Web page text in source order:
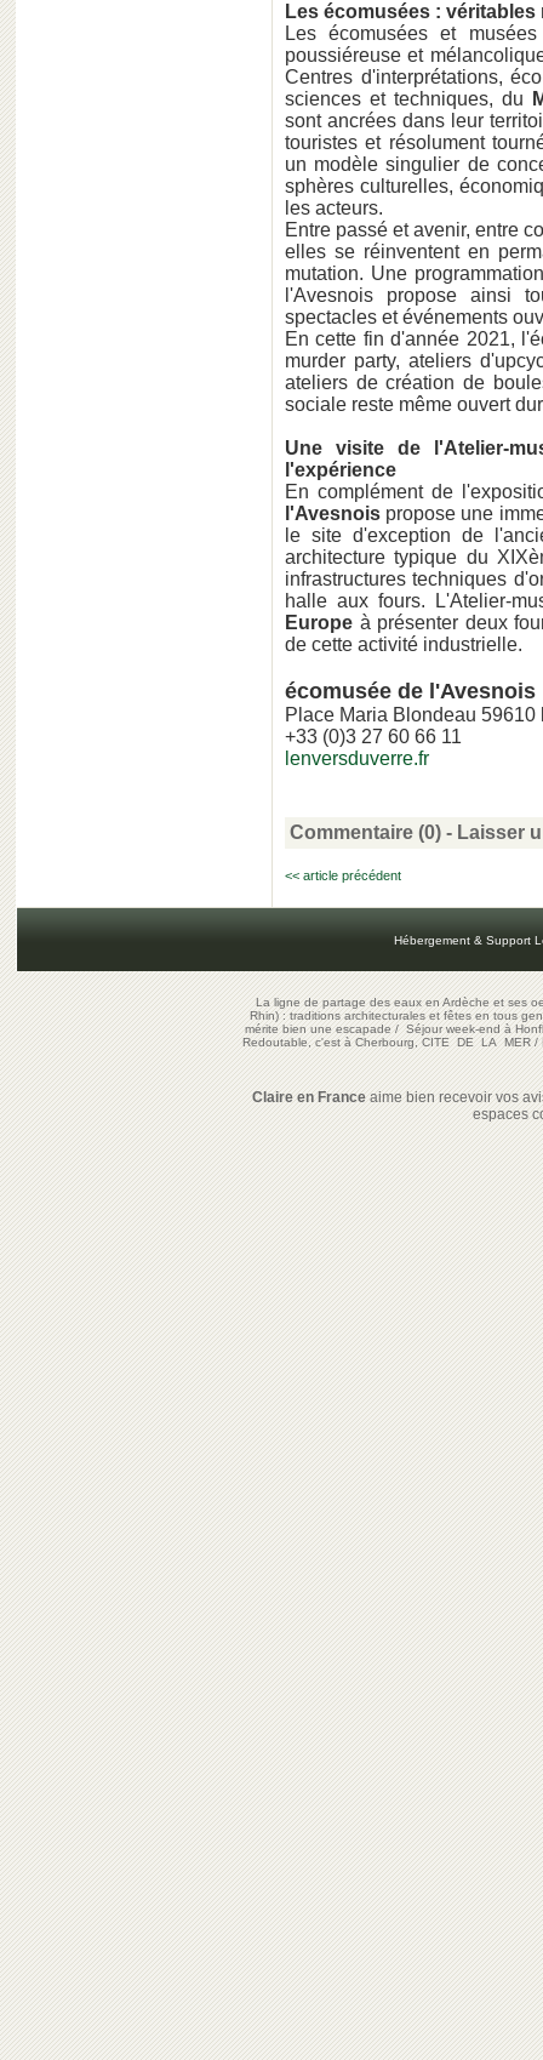
Les écomusées :
Les écomusées et
poussiéreuse et
Centres d'interprétations,
sciences et techniques, du
sont ancrées dans leur
touristes et résolument
un modèle singulier de
sphères culturelles,
les acteurs.
Entre passé et avenir, entre
elles se réinventent en
mutation. Une
l'Avesnois propose ainsi
spectacles et événements
En cette fin d'année 2021,
murder party, ateliers
ateliers de création de
sociale reste même ouvert
Une visite de l'Atelier-
l'expérience
En complément de
l'Avesnois propose une
le site d'exception de
architecture typique du
infrastructures techniques
halle aux fours. L'Atelier-
Europe à présenter deux
de cette activité industrielle.
écomusée de l'Avesnois
Place Maria Blondeau 59610
+33 (0)3 27 60 66 11
lenversduverre.fr
Commentaire (0) - Laisser
<< article précédent
Hébergement & Support
La ligne de partage des eaux en Ardèche et ses
Rhin) : traditions architecturales et fêtes en tous
mérite bien une escapade/Séjour week-end à
Redoutable, c'est à Cherbourg, CITE DE LA MER/
Claire en Franceaime bien recevoir vos
espaces